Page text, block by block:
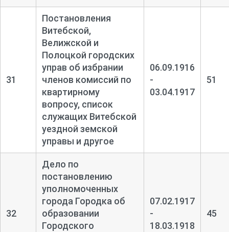
31
Постановления
Витебской,
Велижской и
Полоцкой городских
управ об избрании
членов комиссий по
квартирному
вопросу, список
служащих Витебской
уездной земской
управы и другое
06.09.1916
-
03.04.1917
51
32
Дело по
постановлению
уполномоченных
города Городка об
образовании
Городского
07.02.1917
-
18.03.1918
45